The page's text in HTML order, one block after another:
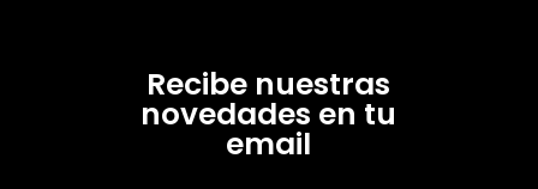
Recibe nuestras
novedades en tu
email